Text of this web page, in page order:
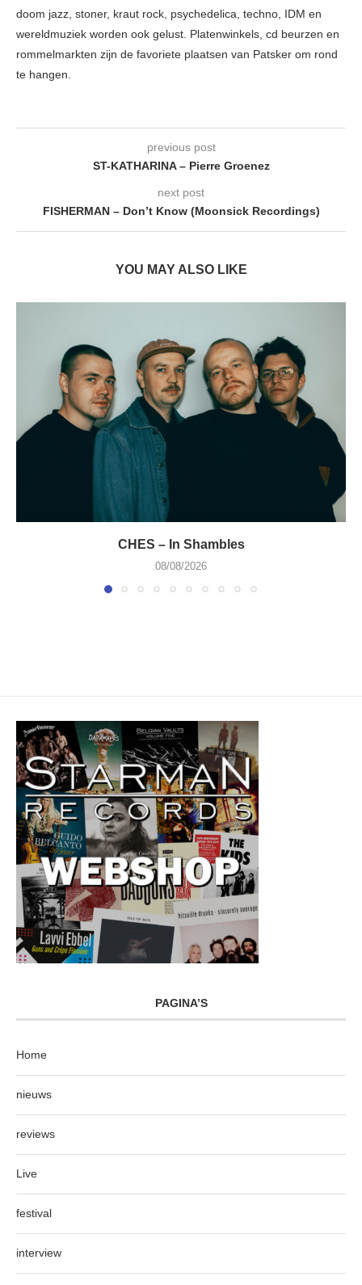
doom jazz, stoner, kraut rock, psychedelica, techno, IDM en
wereldmuziek worden ook gelust. Platenwinkels, cd beurzen en
rommelmarkten zijn de favoriete plaatsen van Patsker om rond
te hangen.
previous post
ST-KATHARINA – Pierre Groenez
next post
FISHERMAN – Don’t Know (Moonsick Recordings)
YOU MAY ALSO LIKE
CHES – In Shambles
08/08/2026
PAGINA’S
Home
nieuws
reviews
Live
festival
interview